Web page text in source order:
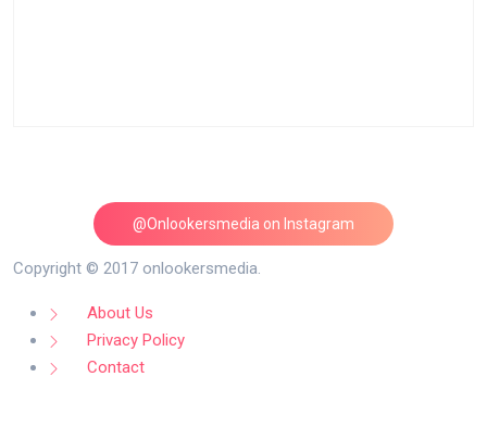
@Onlookersmedia on Instagram
Follow on Instagram
Copyright © 2017 onlookersmedia.
About Us
Privacy Policy
Contact